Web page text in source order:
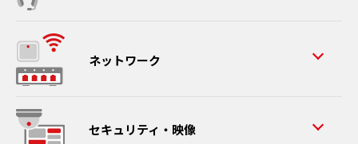
ネットワーク
セキュリティ・映像